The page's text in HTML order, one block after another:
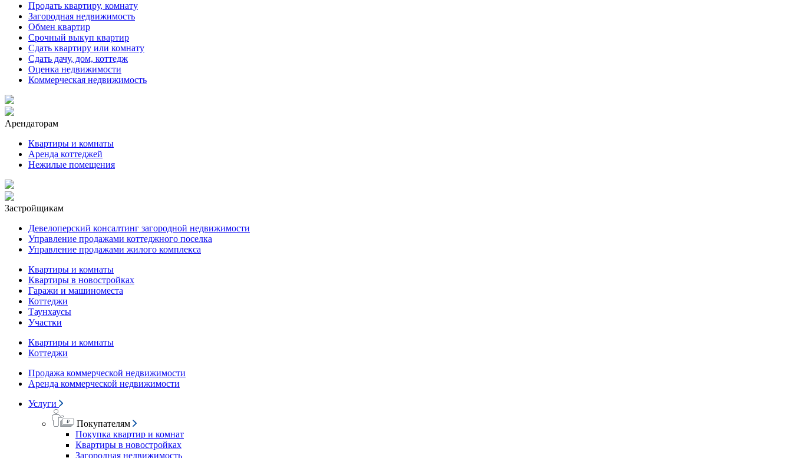
Продать квартиру, комнату
Загородная недвижимость
Обмен квартир
Срочный выкуп квартир
Сдать квартиру или комнату
Сдать дачу, дом, коттедж
Оценка недвижимости
Коммерческая недвижимость
Арендаторам
Квартиры и комнаты
Аренда коттеджей
Нежилые помещения
Застройщикам
Девелоперский консалтинг загородной недвижимости
Управление продажами коттеджного поселка
Управление продажами жилого комплекса
Квартиры и комнаты
Квартиры в новостройках
Гаражи и машиноместа
Коттеджи
Таунхаусы
Участки
Квартиры и комнаты
Коттеджи
Продажа коммерческой недвижимости
Аренда коммерческой недвижимости
Услуги
Покупателям
Покупка квартир и комнат
Квартиры в новостройках
Загородная недвижимость